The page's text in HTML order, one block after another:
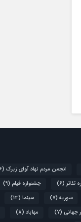
انجمن مردم نهاد آوای زیرک (6)
تئاتر(6) جشنواره فیلم (9)
سوریه (7) سینما (14)
جهانی (7) مهاباد (8)